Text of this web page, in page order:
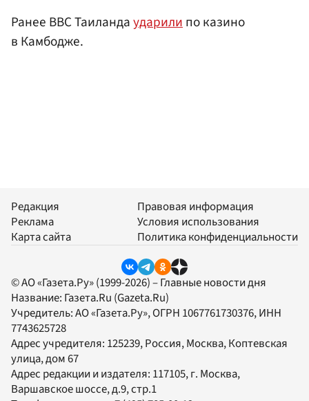
Ранее ВВС Таиландаударилипо казино
в Камбодже.
Редакция
Реклама
Карта сайта
Правовая информация
Условия использования
Политика конфиденциальности
© АО «Газета.Ру» (1999-2026) – Главные новости дня
Название: Газета.Ru (Gazeta.Ru)
Учредитель:АО «Газета.Ру», ОГРН 1067761730376, ИНН
7743625728
Адрес учредителя: 125239, Россия, Москва, Коптевская
улица, дом 67
Адрес редакции и издателя: 117105, г. Москва,
Варшавское шоссе, д.9, стр.1